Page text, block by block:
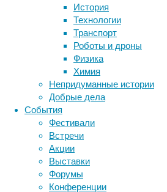
История
Технологии
Транспорт
Роботы и дроны
Физика
Химия
Непридуманные истории
Добрые дела
События
Фестивали
Встречи
Акции
Выставки
Форумы
Конференции
любом
биологическом
возрасте,
ощутимо
снижая
интеллект
человека.
инструменты и методы
исследования
лекарства медицина
мозг наука
нейробиология
нейрофизиология
поведение
сон социальные проблемы
физиология
эмоции